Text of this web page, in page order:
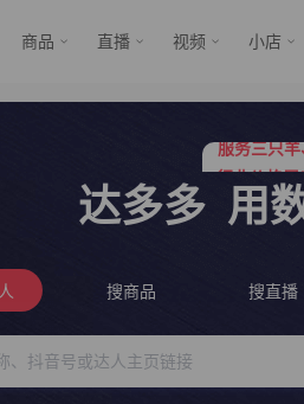
商品 直播 视频 小店
服务三只
行业价格
行业价格屠
达多多 用
搜商品 搜直播